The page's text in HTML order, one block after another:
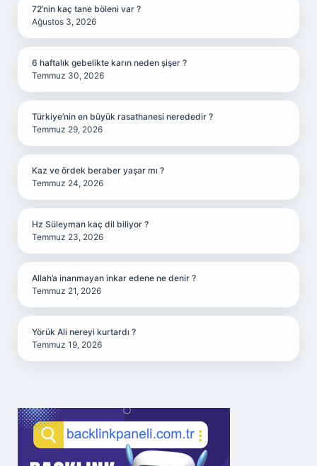
72’nin kaç tane böleni var ?
Ağustos 3, 2026
6 haftalık gebelikte karın neden şişer ?
Temmuz 30, 2026
Türkiye’nin en büyük rasathanesi nerededir ?
Temmuz 29, 2026
Kaz ve ördek beraber yaşar mı ?
Temmuz 24, 2026
Hz Süleyman kaç dil biliyor ?
Temmuz 23, 2026
Allah’a inanmayan inkar edene ne denir ?
Temmuz 21, 2026
Yörük Ali nereyi kurtardı ?
Temmuz 19, 2026